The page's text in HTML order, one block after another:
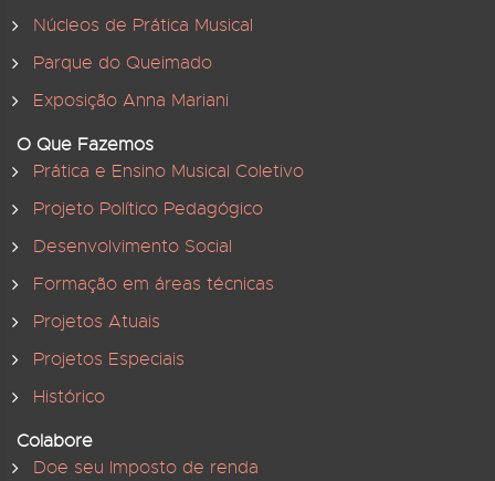
Núcleos de Prática Musical
Parque do Queimado
Exposição Anna Mariani
O Que Fazemos
Prática e Ensino Musical Coletivo
Projeto Político Pedagógico
Desenvolvimento Social
Formação em áreas técnicas
Projetos Atuais
Projetos Especiais
Histórico
Colabore
Doe seu Imposto de renda